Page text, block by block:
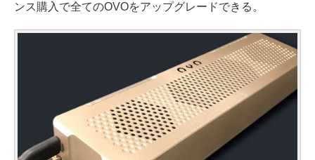
ンス購入で全てのOVOをアップグレードできる。